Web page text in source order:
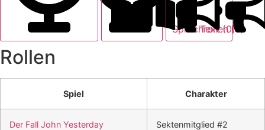
Sprechrollen (4)
Text (0)
Rollen
Spiel Charakter
Der Fall John Yesterday Sektenmitglied #2